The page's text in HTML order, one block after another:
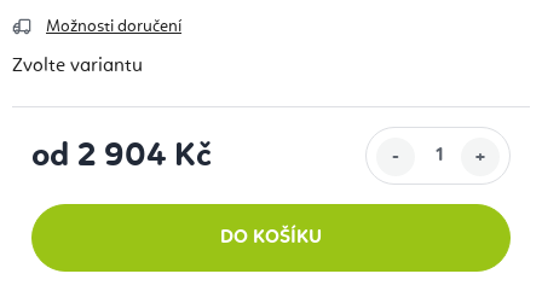
Možnosti doručení
Zvolte variantu
od 2 904 Kč
DO KOŠÍKU